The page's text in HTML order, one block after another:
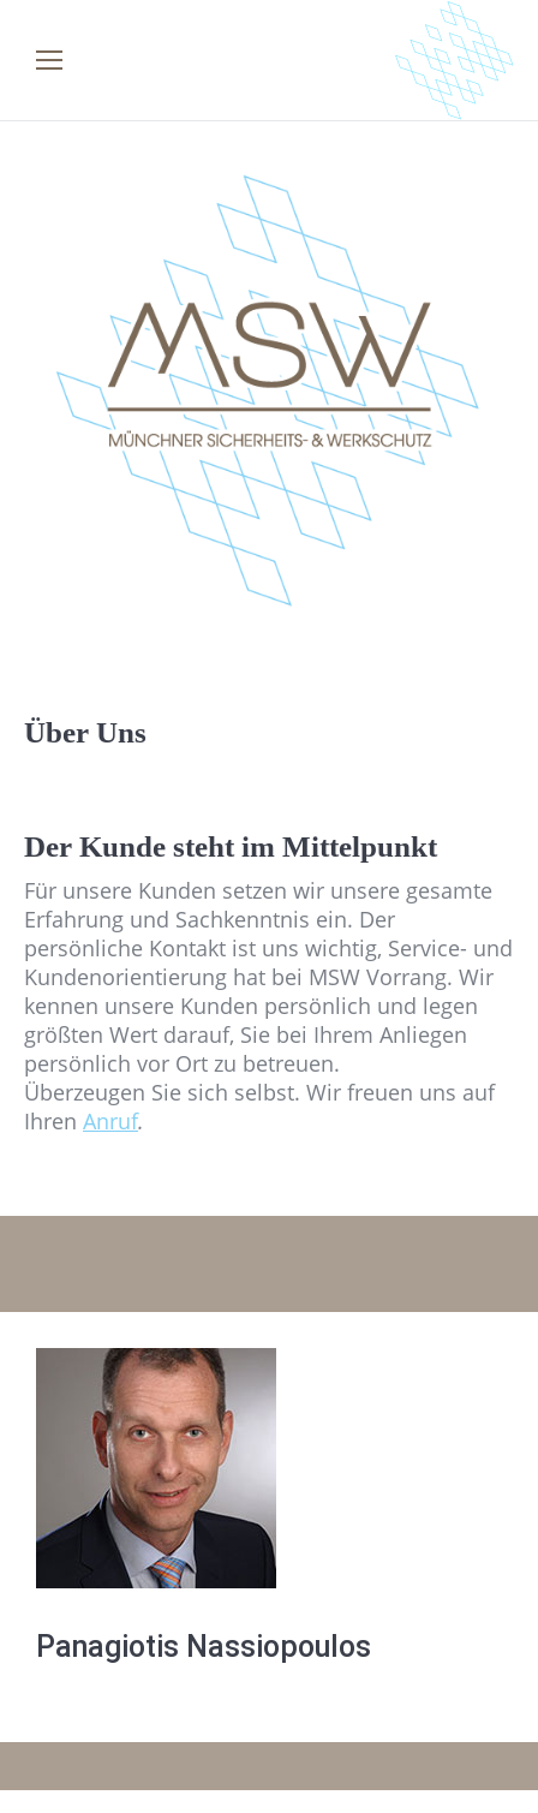
Über Uns
Der Kunde steht im Mittelpunkt
Für unsere Kunden setzen wir unsere gesamte
Erfahrung und Sachkenntnis ein. Der
persönliche Kontakt ist uns wichtig, Service- und
Kundenorientierung hat bei MSW Vorrang. Wir
kennen unsere Kunden persönlich und legen
größten Wert darauf, Sie bei Ihrem Anliegen
persönlich vor Ort zu betreuen.
Überzeugen Sie sich selbst. Wir freuen uns auf
Ihren Anruf.
Panagiotis Nassiopoulos